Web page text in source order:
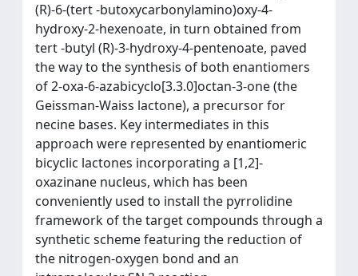
(R)-6-(tert -butoxycarbonylamino)oxy-4-
hydroxy-2-hexenoate, in turn obtained from
tert -butyl (R)-3-hydroxy-4-pentenoate, paved
the way to the synthesis of both enantiomers
of 2-oxa-6-azabicyclo[3.3.0]octan-3-one (the
Geissman-Waiss lactone), a precursor for
necine bases. Key intermediates in this
approach were represented by enantiomeric
bicyclic lactones incorporating a [1,2]-
oxazinane nucleus, which has been
conveniently used to install the pyrrolidine
framework of the target compounds through a
synthetic scheme featuring the reduction of
the nitrogen-oxygen bond and an